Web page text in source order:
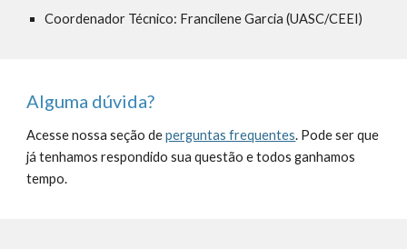
Coordenador Técnico: Francilene Garcia (UASC/CEEI)
Alguma dúvida?
Acesse nossa seção de perguntas frequentes. Pode ser que
já tenhamos respondido sua questão e todos ganhamos
tempo.